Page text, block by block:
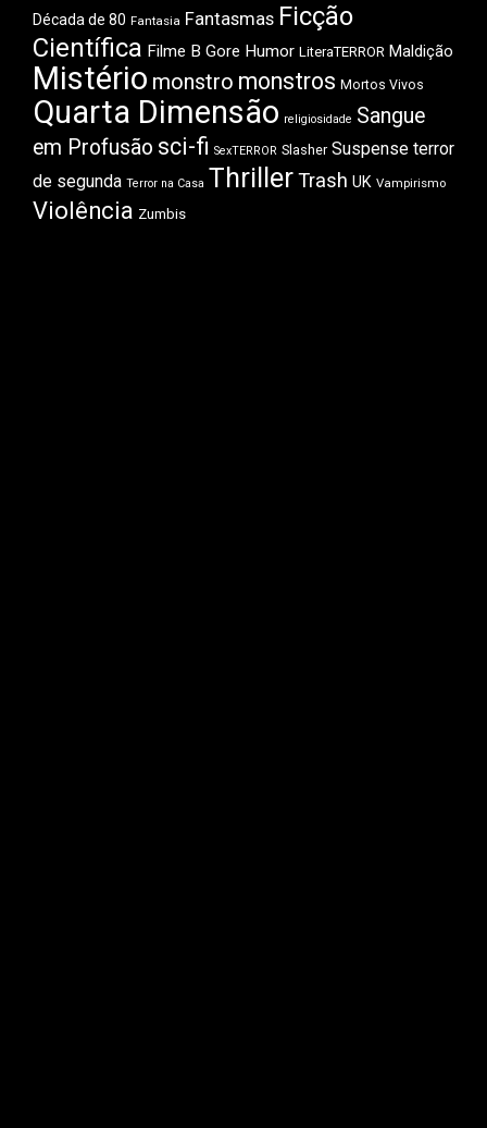
Década de 80 Fantasia Fantasmas Ficção
Científica Filme B Gore Humor LiteraTERROR Maldição
Mistério monstro monstros Mortos Vivos
Quarta Dimensão religiosidade Sangue
em Profusão sci-fi SexTERROR Slasher Suspense terror
de segunda Terror na Casa ThrillerTrash UK Vampirismo
Violência Zumbis